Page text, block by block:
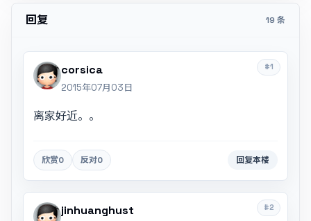
回复 19 条
#1
corsica
2015年07月03日
离家好近。。
欣赏0 反对0 回复本楼
#2
jinhuanghust